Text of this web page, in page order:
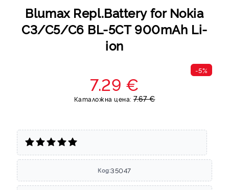
Blumax Repl.Battery for Nokia
C3/C5/C6 BL-5CT 900mAh Li-
ion
-5%
7.29 €
Каталожна цена: 7.67 €
Код:35047